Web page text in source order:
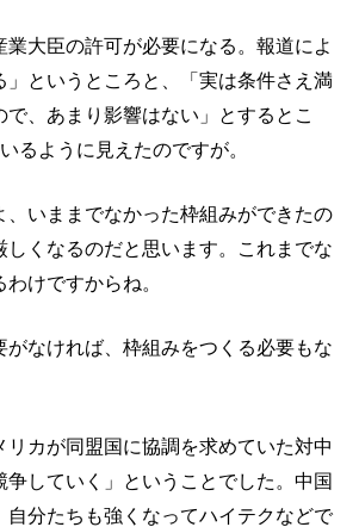
大臣の許可が必要になる。報道によ
」というところと、「実は条件さえ満
で、あまり影響はない」とするとこ
るように見えたのですが。
、いままでなかった枠組みができたの
しくなるのだと思います。これまでな
けですからね。
がなければ、枠組みをつくる必要もな
リカが同盟国に協調を求めていた対中
争していく」ということでした。中国
自分たちも強くなってハイテクなどで